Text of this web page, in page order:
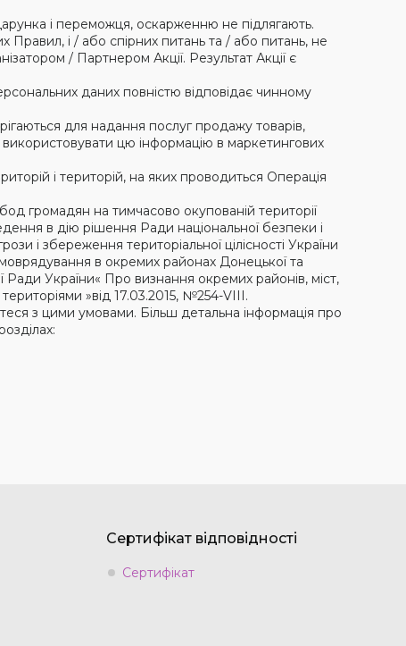
і переможця, оскарженню не підлягають.
Правил, і / або спірних питань та / або питань, не
/ Партнером Акції. Результат Акції є
даних повністю відповідає чинному
для надання послуг продажу товарів,
цю інформацію в маркетингових
і територій, на яких проводиться Операція
громадян на тимчасово окупованій території
в дію рішення Ради національної безпеки і
і збереження територіальної цілісності України
в окремих районах Донецької та
України« Про визнання окремих районів, міст,
»від 17.03.2015, №254-VIII.
з цими умовами. Більш детальна інформація про
Сертифікат відповідності
Сертифікат